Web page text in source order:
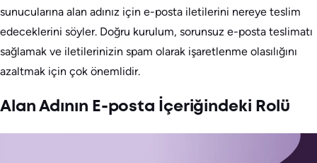
sunucularına alan adınız için e-posta iletilerini nereye teslim
edeceklerini söyler. Doğru kurulum, sorunsuz e-posta teslimatı
sağlamak ve iletilerinizin spam olarak işaretlenme olasılığını
azaltmak için çok önemlidir.
Alan Adının E-posta İçeriğindeki Rolü